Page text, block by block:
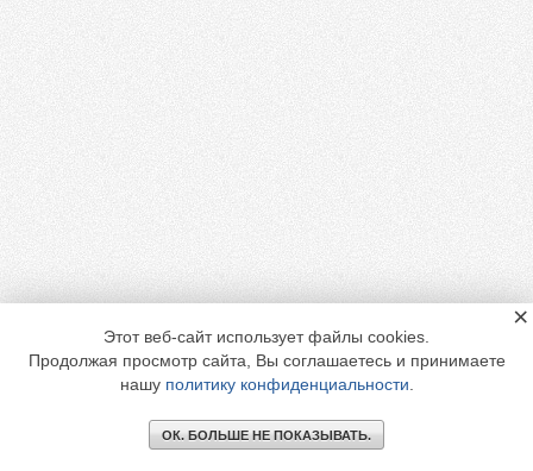
Этот веб-сайт использует файлы cookies.
Продолжая просмотр сайта, Вы соглашаетесь и принимаете
нашу политику конфиденциальности
ОК. БОЛЬШЕ НЕ ПОКАЗЫВАТЬ.
×